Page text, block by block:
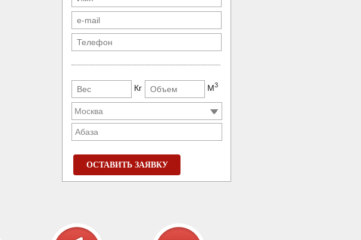
Кг М3
Абаза
ОСТАВИТЬ ЗАЯВКУ